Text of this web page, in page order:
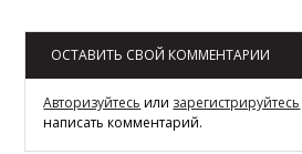
ОСТАВИТЬ СВОЙ КОММЕНТАРИИ
Авторизуйтесь или зарегистрируйтесь
написать комментарий.